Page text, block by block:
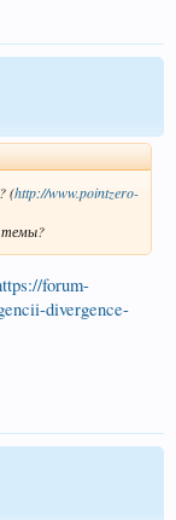
(http://www.pointzero-
темы?
forum-
divergence-